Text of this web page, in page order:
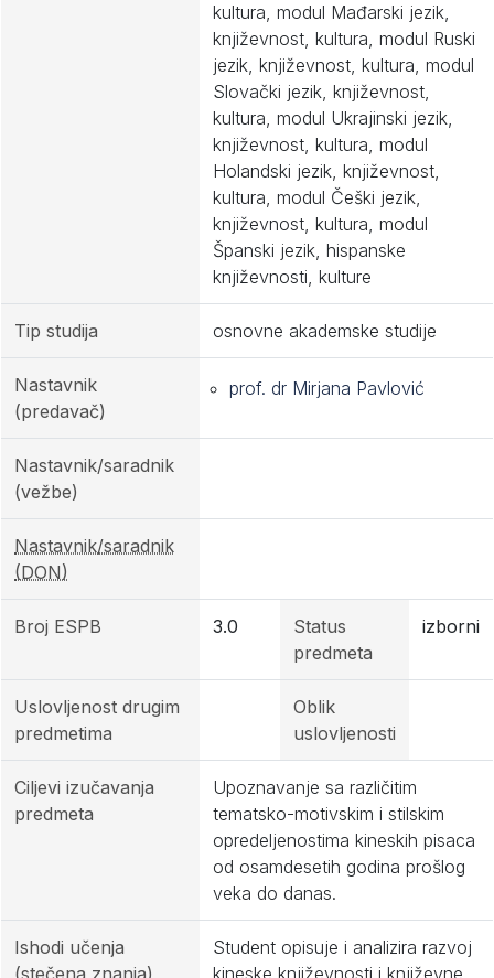
kultura, modul Mađarski jezik,
književnost, kultura, modul Ruski
jezik, književnost, kultura, modul
Slovački jezik, književnost,
kultura, modul Ukrajinski jezik,
književnost, kultura, modul
Holandski jezik, književnost,
kultura, modul Češki jezik,
književnost, kultura, modul
Španski jezik, hispanske
književnosti, kulture
Tip studija osnovne akademske studije
Nastavnik
(predavač)
prof. dr Mirjana Pavlović
Nastavnik/saradnik
(vežbe)
Nastavnik/saradnik
(DON)
Broj ESPB 3.0
Status
predmeta
izborni
Uslovljenost drugim
predmetima
Oblik
uslovljenosti
Ciljevi izučavanja
predmeta
Upoznavanje sa različitim
tematsko-motivskim i stilskim
opredeljenostima kineskih pisaca
od osamdesetih godina prošlog
veka do danas.
Ishodi učenja
(stečena znanja)
Student opisuje i analizira razvoj
kineske književnosti i književne